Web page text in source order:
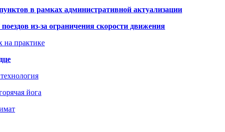
в рамках административной актуализации
из-за ограничения скорости движения
на практике
йога